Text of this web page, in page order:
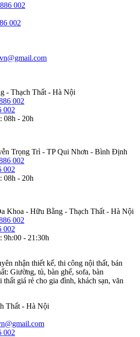
002
002
- Thạch Thất - Hà Nội
002
002
: 08h - 20h
Trọng Trì - TP Qui Nhơn - Bình Định
002
002
: 08h - 20h
Khoa - Hữu Bằng - Thạch Thất - Hà Nội
002
002
: 9h:00 - 21:30h
nhận thiết kế, thi công nội thất, bán
Giường, tủ, bàn ghế, sofa, bàn
thất giá rẻ cho gia đình, khách sạn, văn
Thất - Hà Nội
002